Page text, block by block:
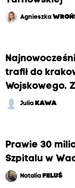
Agnieszka
trafił do
Wojskowego.
Julia KAWA
Prawie 30
Szpitalu w
Natalia FELUŚ